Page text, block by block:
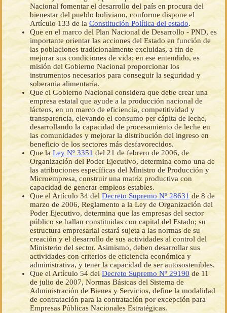
Nacional fomentar el desarrollo del país en procura del
bienestar del pueblo boliviano, conforme dispone el
Artículo 133 de la Constitución Política del estado.
Que en el marco del Plan Nacional de Desarrollo - PND, es
importante orientar las acciones del Estado en función de
las poblaciones tradicionalmente excluidas, a fin de
mejorar sus condiciones de vida; en ese entendido, es
misión del Gobierno Nacional proporcionar los
instrumentos necesarios para conseguir la seguridad y
soberanía alimentaría.
Que el Gobierno Nacional considera que debe crear una
empresa estatal que ayude a la producción nacional de
lácteos, en un marco de eficiencia, competitividad y
transparencia, elevando el consumo per cápita de leche,
desarrollando la capacidad de procesamiento de leche en
las comunidades y mejorar la distribución del ingreso en
beneficio de los sectores más desfavorecidos.
Que la Ley Nº 3351 del 21 de febrero de 2006, de
Organización del Poder Ejecutivo, determina como una de
las atribuciones específicas del Ministro de Producción y
Microempresa, construir una matriz productiva con
capacidad de generar empleos estables.
Que el Artículo 34 del Decreto Supremo Nº 28631 de 8 de
marzo de 2006, Reglamento a la Ley de Organización del
Poder Ejecutivo, determina que las empresas del sector
público se hallan constituidas con capital del Estado; su
estructura empresarial estará sujeta a las normas de su
creación y el desarrollo de sus actividades al control del
Ministerio del sector. Asimismo, deben desarrollar sus
actividades con criterios de eficiencia económica y
administrativa, y tener la capacidad de ser autosostenibles.
Que el Artículo 54 delDecreto Supremo Nº 29190 de 11
de julio de 2007, Normas Básicas del Sistema de
Administración de Bienes y Servicios, define la modalidad
de contratación para la contratación por excepción para
Empresas Públicas Nacionales Estratégicas.